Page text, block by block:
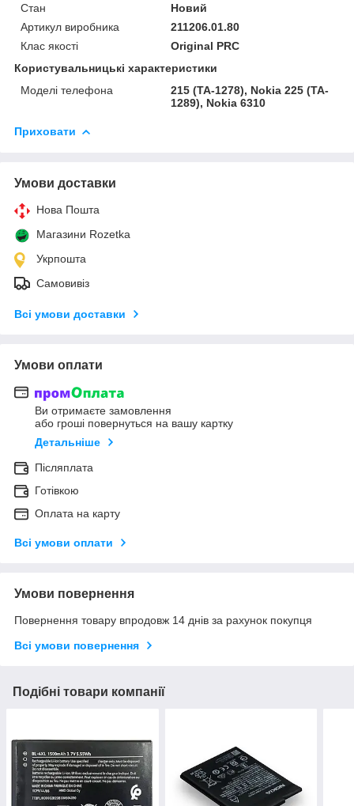
Стан
Новий
Артикул виробника
211206.01.80
Клас якості
Original PRC
Користувальницькі характеристики
Моделі телефона
215 (TA-1278), Nokia 225 (TA-
1289), Nokia 6310
Приховати
Умови доставки
Нова Пошта
Магазини Rozetka
Укрпошта
Самовивіз
Всі умови доставки
Умови оплати
Ви отримаєте замовлення
або гроші повернуться на вашу картку
Детальніше
Післяплата
Готівкою
Оплата на карту
Всі умови оплати
Умови повернення
Повернення товару впродовж 14 днів за рахунок покупця
Всі умови повернення
Подібні товари компанії